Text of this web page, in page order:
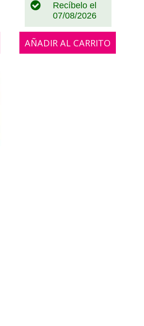
Recíbelo el
07/08/2026
AÑADIR AL CARRITO